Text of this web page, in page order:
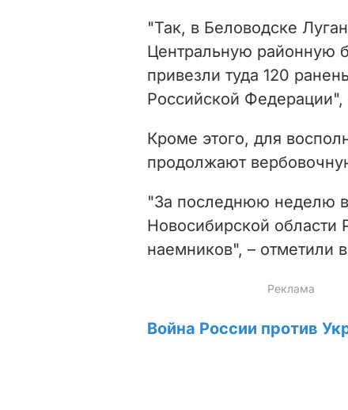
"Так, в Беловодске
Центральную районную
привезли туда 120
Российской Федерации",
Кроме этого, для
продолжают
"За последнюю неделю в
Новосибирской
наемников", – отметили
Война России против